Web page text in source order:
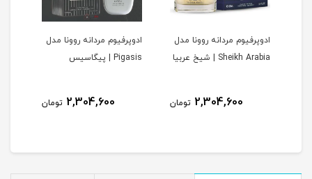
ادوپرفیوم مردانه روونا مدل
Sheikh Arabia | شیخ عربیا
2,304,600 تومان
ادوپرفیوم مردانه روونا مدل
Pigasis | پیگاسیس
2,304,600 تومان